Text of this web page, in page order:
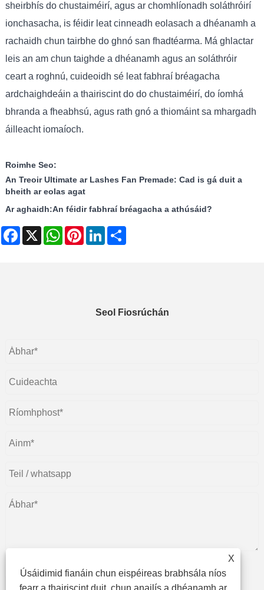
sheirbhís do chustaiméirí, agus ar chomhlíonadh soláthróirí
ionchasacha, is féidir leat cinneadh eolasach a dhéanamh a
rachaidh chun tairbhe do ghnó san fhadtéarma. Má ghlactar
leis an am chun taighde a dhéanamh agus an soláthróir
ceart a roghnú, cuideoidh sé leat fabhraí bréagacha
ardchaighdeáin a thairiscint do do chustaiméirí, do íomhá
bhranda a fheabhsú, agus rath gnó a thiomáint sa mhargadh
áilleacht iomaíoch.
Roimhe Seo:
An Treoir Ultimate ar Lashes Fan Premade: Cad is gá duit a
bheith ar eolas agat
Ar aghaidh:An féidir fabhraí bréagacha a athúsáid?
Facebook
X WhatsAppPinterestLinkedIn
Seol Fiosrúchán
cuir isteach
X
Úsáidimid fianáin chun eispéireas brabhsála níos
fearr a thairiscint duit, chun anailís a dhéanamh ar